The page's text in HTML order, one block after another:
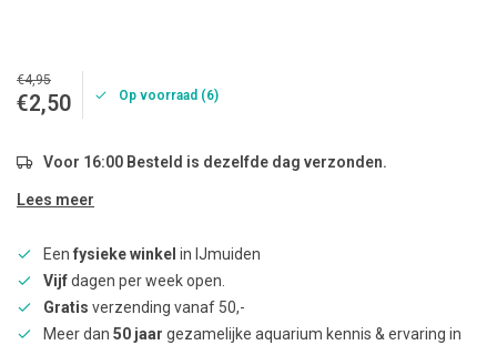
€4,95
€2,50 Op voorraad (6)
Voor 16:00 Besteld is dezelfde dag verzonden.
Lees meer
Een fysieke winkel in IJmuiden
Vijfdagen per week open.
Gratis verzending vanaf 50,-
Meer dan 50 jaar gezamelijke aquarium kennis & ervaring in